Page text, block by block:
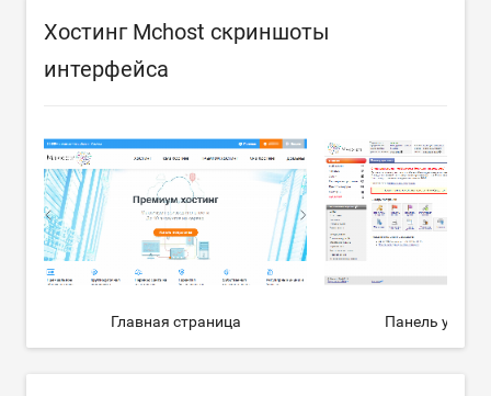
Хостинг Mchost скриншоты
интерфейса
Главная страница Панель